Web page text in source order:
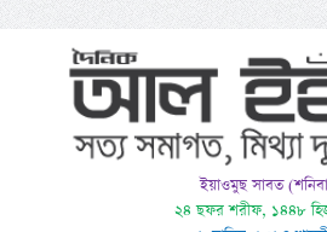
ইয়াওমুছ সাবত
২৪ ছফর শরীফ, ১৪৪৮